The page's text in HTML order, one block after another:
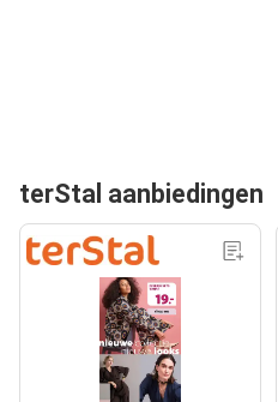
terStal aanbiedingen